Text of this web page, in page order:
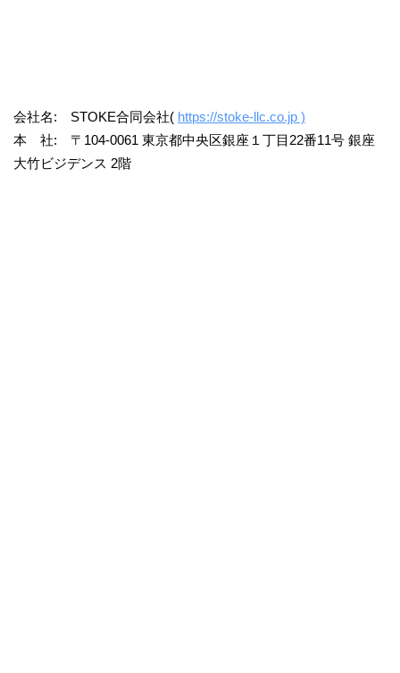
会社名: STOKE合同会社( https://stoke-llc.co.jp )
本 社: 〒104-0061 東京都中央区銀座１丁目22番11号 銀座
大竹ビジデンス 2階